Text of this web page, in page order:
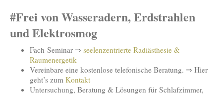
#Frei von Wasseradern, Erdstrahlen
und Elektrosmog
Fach-Seminar ⇒ seelenzentrierte Radiästhesie &
Raumenergetik
Vereinbare eine kostenlose telefonische Beratung. ⇒ Hier
geht’s zum Kontakt
Untersuchung, Beratung & Lösungen für Schlafzimmer,